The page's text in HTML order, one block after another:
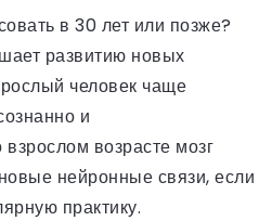
в 30 лет или позже?
развитию новых
человек чаще
и
возрасте мозг
нейронные связи, если
практику.